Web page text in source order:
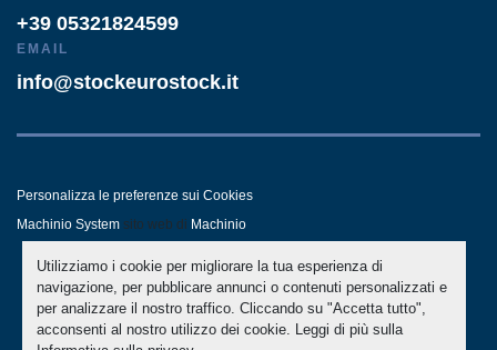
Utilizziamo i cookie per migliorare la tua esperienza di
navigazione, per pubblicare annunci o contenuti personalizzati e
per analizzare il nostro traffico. Cliccando su "Accetta tutto",
acconsenti al nostro utilizzo dei cookie. Leggi di più sulla
+39 05321824599
EMAIL
info@stockeurostock.it
Personalizza le preferenze sui Cookies
Machinio System sito web di Machinio
- LINKEDIN - WHATSAPP